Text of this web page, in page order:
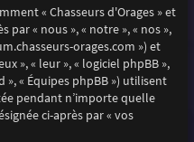
« Chasseurs d'Orages » et
par « nous », « notre », « nos »,
orages.com ») et
», « leur », « logiciel phpBB »,
», « Équipes phpBB ») utilisent
pendant n’importe quelle
ci-après par « vos